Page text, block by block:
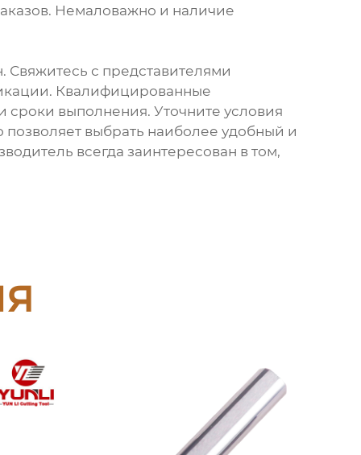
Немаловажно и наличие
Свяжитесь с представителями
Квалифицированные
сроки выполнения. Уточните условия
выбрать наиболее удобный и
всегда заинтересован в том,